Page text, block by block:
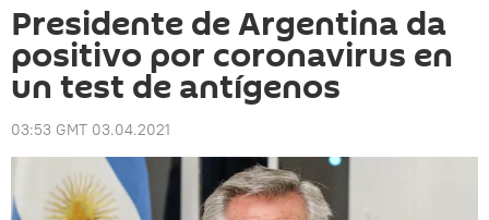
Presidente de Argentina da
positivo por coronavirus en
un test de antígenos
03:53 GMT 03.04.2021